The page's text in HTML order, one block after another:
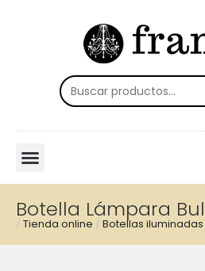
Botella Lámpara
/ Tienda online / Botellas iluminadas